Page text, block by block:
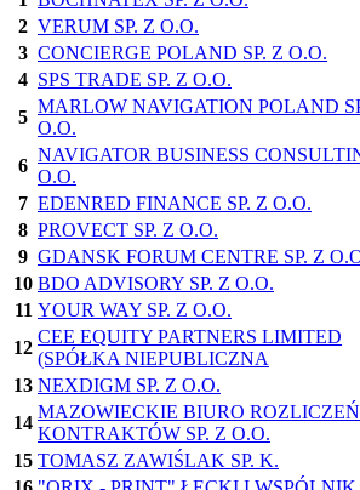
2 VERUM SP. Z O.O.
3 CONCIERGE POLAND SP. Z O.O.
4 SPS TRADE SP. Z O.O.
5
MARLOW NAVIGATION POLAND
O.O.
6
NAVIGATOR BUSINESS
O.O.
7 EDENRED FINANCE SP. Z O.O.
8 PROVECT SP. Z O.O.
9 GDANSK FORUM CENTRE SP. Z
10 BDO ADVISORY SP. Z O.O.
11 YOUR WAY SP. Z O.O.
12
CEE EQUITY PARTNERS LIMITED
(SPÓŁKA NIEPUBLICZNA
13 NEXDIGM SP. Z O.O.
14
MAZOWIECKIE BIURO ROZLICZEŃ
KONTRAKTÓW SP. Z O.O.
15 TOMASZ ZAWIŚLAK SP. K.